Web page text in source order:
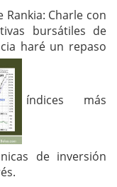
Rankia: Charle con
bursátiles de
haré un repaso
índices más
de inversión